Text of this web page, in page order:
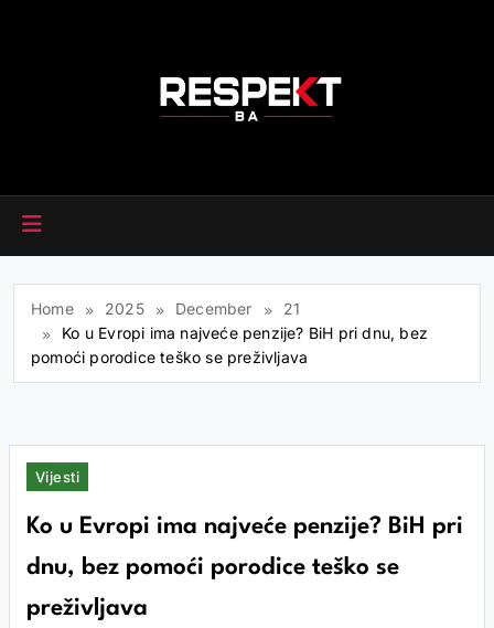
Home 2025 December
21
Ko u Evropi ima najveće penzije? BiH pri dnu, bez
pomoći porodice teško se preživljava
Vijesti
Ko u Evropi ima najveće penzije? BiH pri
dnu, bez pomoći porodice teško se
preživljava